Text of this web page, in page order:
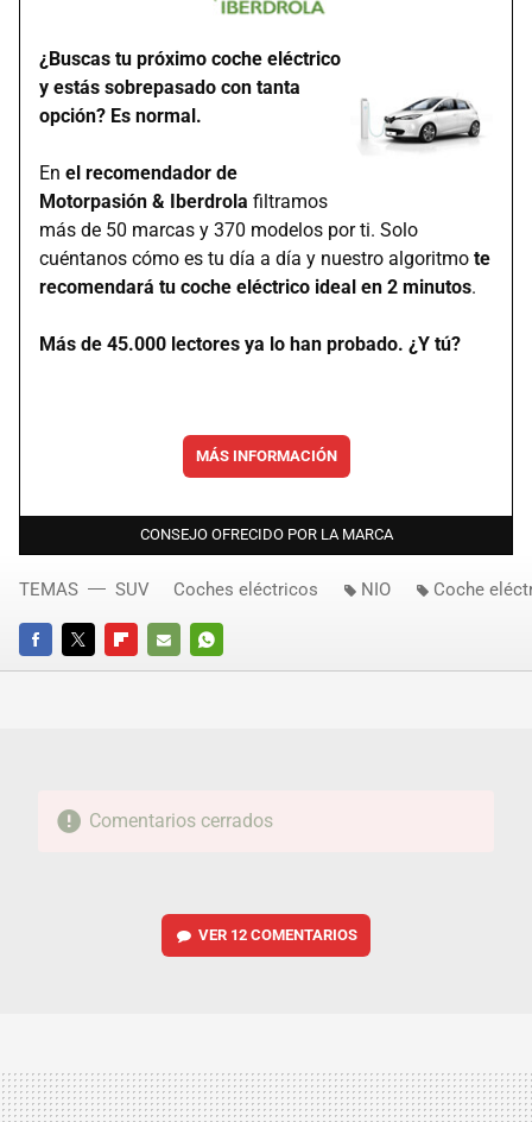
¿Buscas tu próximo coche eléctrico
y estás sobrepasado con tanta
opción? Es normal.
En el recomendador de
Motorpasión & Iberdrola filtramos
más de 50 marcas y 370 modelos por ti. Solo
cuéntanos cómo es tu día a día y nuestro algoritmo te
recomendará tu coche eléctrico ideal en 2 minutos.
Más de 45.000 lectores ya lo han probado. ¿Y tú?
MÁS INFORMACIÓN
CONSEJO OFRECIDO POR LA MARCA
FACEBOOKTWITTERFLIPBOARD
E-
WHATSAPP
TEMAS SUV Coches eléctricos NIO Coche
Comentarios cerrados
VER 12 COMENTARIOS